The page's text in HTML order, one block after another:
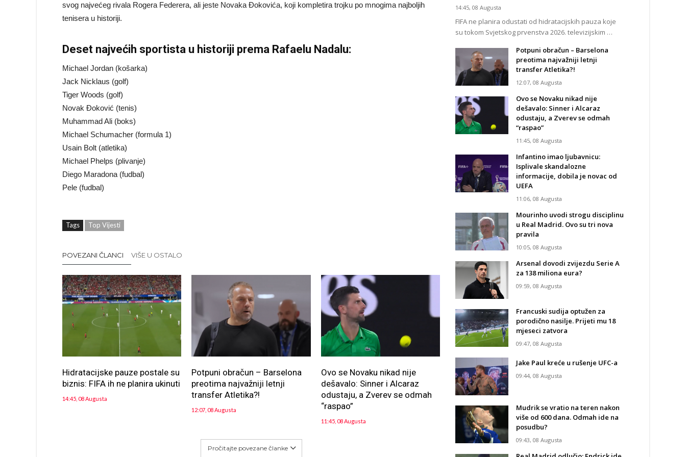
svog najvećeg rivala Rogera Federera, ali jeste Novaka Đokovića, koji kompletira trojku po mnogima najboljih
tenisera u historiji.
Deset najvećih sportista u historiji prema Rafaelu Nadalu:
Michael Jordan (košarka)
Jack Nicklaus (golf)
Tiger Woods (golf)
Novak Đoković (tenis)
Muhammad Ali (boks)
Michael Schumacher (formula 1)
Usain Bolt (atletika)
Michael Phelps (plivanje)
Diego Maradona (fudbal)
Pele (fudbal)
Tags Top Vijesti
POVEZANI ČLANCI VIŠE U OSTALO
Hidratacijske pauze postale su
biznis: FIFA ih ne planira ukinuti
14:45, 08 Augusta
Potpuni obračun – Barselona
preotima najvažniji letnji
transfer Atletika?!
12:07, 08 Augusta
Ovo se Novaku nikad nije
dešavalo: Sinner i Alcaraz
odustaju, a Zverev se odmah
“raspao”
11:45, 08 Augusta
Pročitajte povezane članke
14:45, 08 Augusta
FIFA ne planira odustati od hidratacijskih pauza koje
su tokom Svjetskog prvenstva 2026. televizijskim …
Potpuni obračun – Barselona
preotima najvažniji letnji
transfer Atletika?!
12:07, 08 Augusta
Ovo se Novaku nikad nije
dešavalo: Sinner i Alcaraz
odustaju, a Zverev se odmah
“raspao”
11:45, 08 Augusta
Infantino imao ljubavnicu:
Isplivale skandalozne
informacije, dobila je novac od
UEFA
11:06, 08 Augusta
Mourinho uvodi strogu disciplinu
u Real Madrid. Ovo su tri nova
pravila
10:05, 08 Augusta
Arsenal dovodi zvijezdu Serie A
za 138 miliona eura?
09:59, 08 Augusta
Francuski sudija optužen za
porodično nasilje. Prijeti mu 18
mjeseci zatvora
09:47, 08 Augusta
Jake Paul kreće u rušenje UFC-a
09:44, 08 Augusta
Mudrik se vratio na teren nakon
više od 600 dana. Odmah ide na
posudbu?
09:43, 08 Augusta